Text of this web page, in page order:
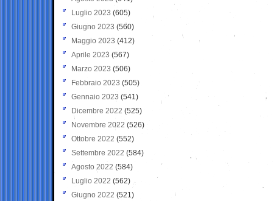
Luglio 2023 (605)
Giugno 2023 (560)
Maggio 2023 (412)
Aprile 2023 (567)
Marzo 2023 (506)
Febbraio 2023 (505)
Gennaio 2023 (541)
Dicembre 2022 (525)
Novembre 2022 (526)
Ottobre 2022 (552)
Settembre 2022 (584)
Agosto 2022 (584)
Luglio 2022 (562)
Giugno 2022 (521)